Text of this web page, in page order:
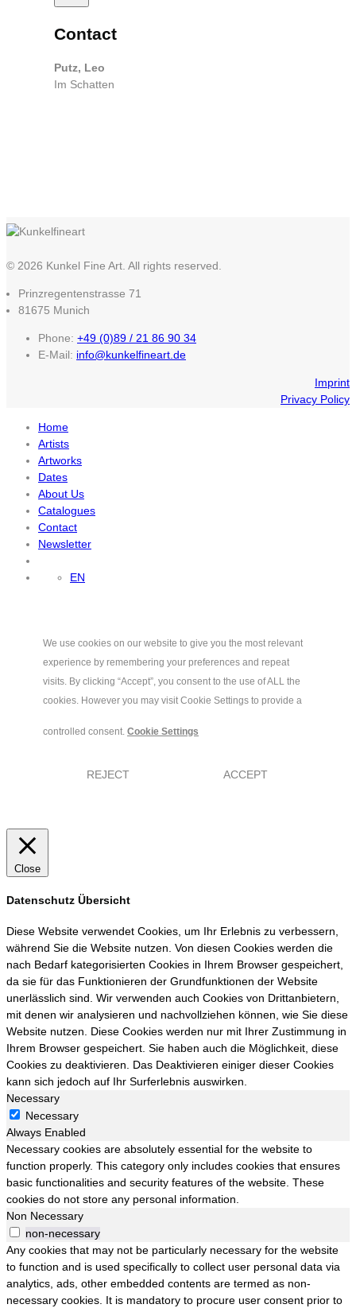
Contact
Putz, Leo
Im Schatten
© 2026 Kunkel Fine Art. All rights reserved.
Prinzregentenstrasse 71
81675 Munich
Phone: +49 (0)89 / 21 86 90 34
E-Mail: info@kunkelfineart.de
Imprint
Privacy Policy
Home
Artists
Artworks
Dates
About Us
Catalogues
Contact
Newsletter
EN
We use cookies on our website to give you the most relevant
experience by remembering your preferences and repeat
visits. By clicking “Accept”, you consent to the use of ALL the
cookies. However you may visit Cookie Settings to provide a
controlled consent. Cookie Settings
REJECT ACCEPT
Close
Datenschutz Übersicht
Diese Website verwendet Cookies, um Ihr Erlebnis zu verbessern,
während Sie die Website nutzen. Von diesen Cookies werden die
nach Bedarf kategorisierten Cookies in Ihrem Browser gespeichert,
da sie für das Funktionieren der Grundfunktionen der Website
unerlässlich sind. Wir verwenden auch Cookies von Drittanbietern,
mit denen wir analysieren und nachvollziehen können, wie Sie diese
Website nutzen. Diese Cookies werden nur mit Ihrer Zustimmung in
Ihrem Browser gespeichert. Sie haben auch die Möglichkeit, diese
Cookies zu deaktivieren. Das Deaktivieren einiger dieser Cookies
kann sich jedoch auf Ihr Surferlebnis auswirken.
Necessary
Necessary
Always Enabled
Necessary cookies are absolutely essential for the website to
function properly. This category only includes cookies that ensures
basic functionalities and security features of the website. These
cookies do not store any personal information.
Non Necessary
non-necessary
Any cookies that may not be particularly necessary for the website
to function and is used specifically to collect user personal data via
analytics, ads, other embedded contents are termed as non-
necessary cookies. It is mandatory to procure user consent prior to